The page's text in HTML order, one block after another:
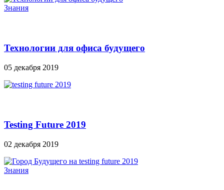
Знания
Технологии для офиса будущего
05 декабря 2019
Testing Future 2019
02 декабря 2019
Знания